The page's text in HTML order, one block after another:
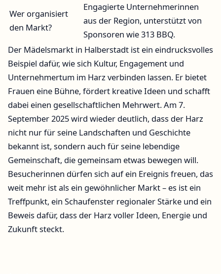
Wer organisiert
den Markt?
Engagierte Unternehmerinnen
aus der Region, unterstützt von
Sponsoren wie 313 BBQ.
Der Mädelsmarkt in Halberstadt ist ein eindrucksvolles
Beispiel dafür, wie sich Kultur, Engagement und
Unternehmertum im Harz verbinden lassen. Er bietet
Frauen eine Bühne, fördert kreative Ideen und schafft
dabei einen gesellschaftlichen Mehrwert. Am 7.
September 2025 wird wieder deutlich, dass der Harz
nicht nur für seine Landschaften und Geschichte
bekannt ist, sondern auch für seine lebendige
Gemeinschaft, die gemeinsam etwas bewegen will.
Besucherinnen dürfen sich auf ein Ereignis freuen, das
weit mehr ist als ein gewöhnlicher Markt – es ist ein
Treffpunkt, ein Schaufenster regionaler Stärke und ein
Beweis dafür, dass der Harz voller Ideen, Energie und
Zukunft steckt.